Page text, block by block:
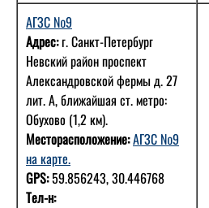
АГЗС №9
Адрес:г. Санкт-Петербург
Невский район проспект
Александровской фермы д. 27
лит. А, ближайшая ст. метро:
Обухово (1,2 км).
Месторасположение:АГЗС №9
на карте.
GPS:59.856243, 30.446768
Тел-н: